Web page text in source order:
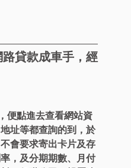
貸款成車手，經
便點進去查看網站資
址等都查詢的到，於
會要求寄出卡片及存
，及分期期數、月付